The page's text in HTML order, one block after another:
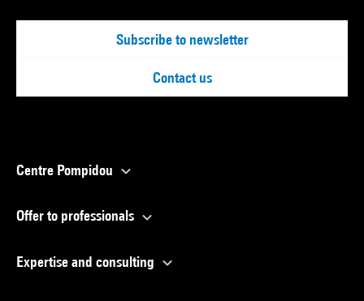
Subscribe to newsletter
Contact us
Centre Pompidou
Offer to professionals
Expertise and consulting